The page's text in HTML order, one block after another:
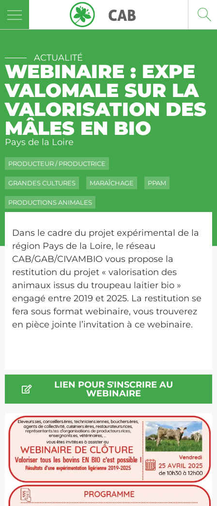
ACTUALITÉ
WEBINAIRE : EXPE
VALOMALE SUR LA
VALORISATION DES
MÂLES EN BIO
Pays de la Loire
PRODUCTEUR / PRODUCTRICE
GRANDES CULTURES MARAÎCHAGE PPAM
PRODUCTIONS ANIMALES
Dans le cadre du projet expérimental de la
région Pays de la Loire, le réseau
CAB/GAB/CIVAMBIO vous propose la
restitution du projet « valorisation des
animaux issus du troupeau laitier bio »
engagé entre 2019 et 2025. La restitution se
fera sous format webinaire, vous trouverez
en pièce jointe l’invitation à ce webinaire.
LIEN POUR S'INSCRIRE AU
WEBINAIRE
Panneau de gestion des cookies